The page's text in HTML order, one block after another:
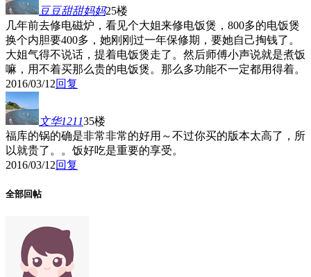
豆豆甜甜妈妈25楼
几年前去修电磁炉，看见个大姐来修电饭煲，800多的电饭煲
换个内胆要400多，她刚刚过一年保修期，要她自己掏钱了。
大姐气得不说话，提着电饭煲走了。然后师傅小声说就是煮饭
嘛，用不着买那么贵的电饭煲。那么多功能不一定都用得着。
2016/03/12回复
文华121135楼
福库的锅的确是非常非常的好用～不过你买的版本太高了，所
以就贵了。。饭好吃是重要的享受。
2016/03/12回复
全部回帖